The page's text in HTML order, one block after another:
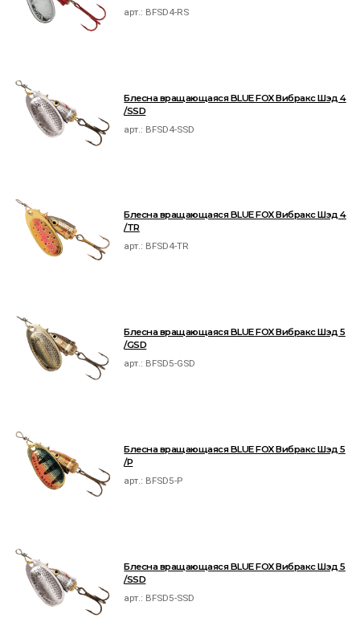
арт.: BFSD4-RS
Блесна вращающаяся BLUE FOX Вибракс Шэд 4
/SSD
арт.: BFSD4-SSD
Блесна вращающаяся BLUE FOX Вибракс Шэд 4
/TR
арт.: BFSD4-TR
Блесна вращающаяся BLUE FOX Вибракс Шэд 5
/GSD
арт.: BFSD5-GSD
Блесна вращающаяся BLUE FOX Вибракс Шэд 5
/P
арт.: BFSD5-P
Блесна вращающаяся BLUE FOX Вибракс Шэд 5
/SSD
арт.: BFSD5-SSD